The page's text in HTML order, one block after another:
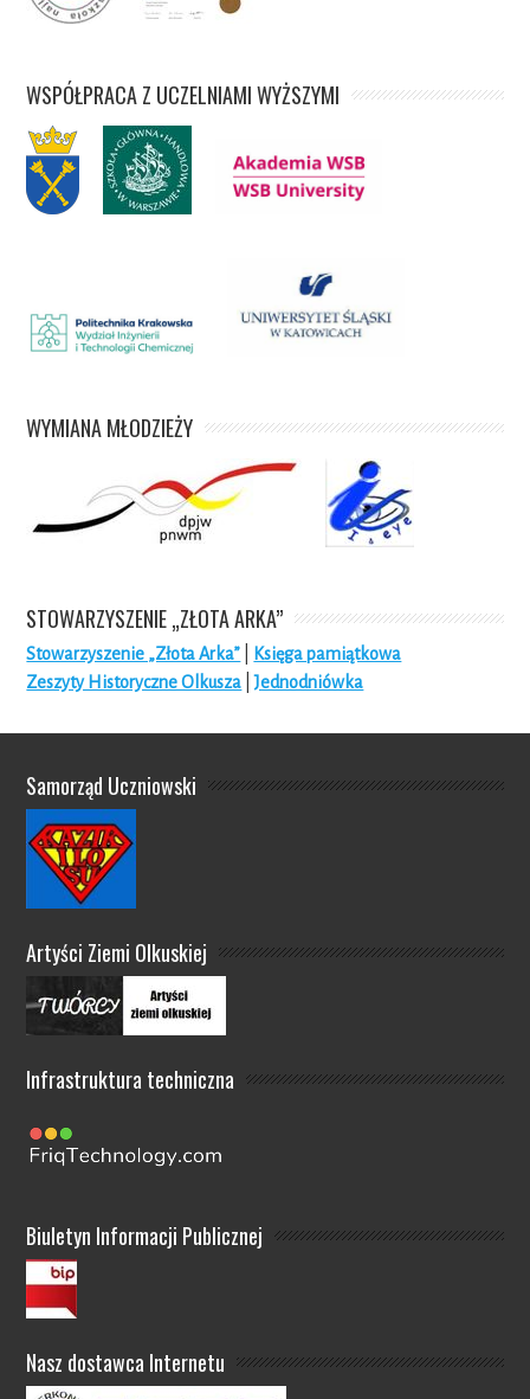
WSPÓŁPRACA Z UCZELNIAMI WYŻSZYMI
WYMIANA MŁODZIEŻY
STOWARZYSZENIE „ZŁOTA ARKA”
Stowarzyszenie „Złota Arka”
Księga pamiątkowa
Zeszyty Historyczne Olkusza |Jednodniówka
Samorząd Uczniowski
Artyści Ziemi Olkuskiej
Infrastruktura techniczna
Biuletyn Informacji Publicznej
Nasz dostawca Internetu